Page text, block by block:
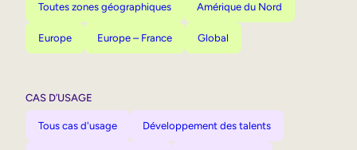
Toutes zones géographiques Amérique du Nord
Europe Europe – France Global
CAS D’USAGE
Tous cas d'usage Développement des talents